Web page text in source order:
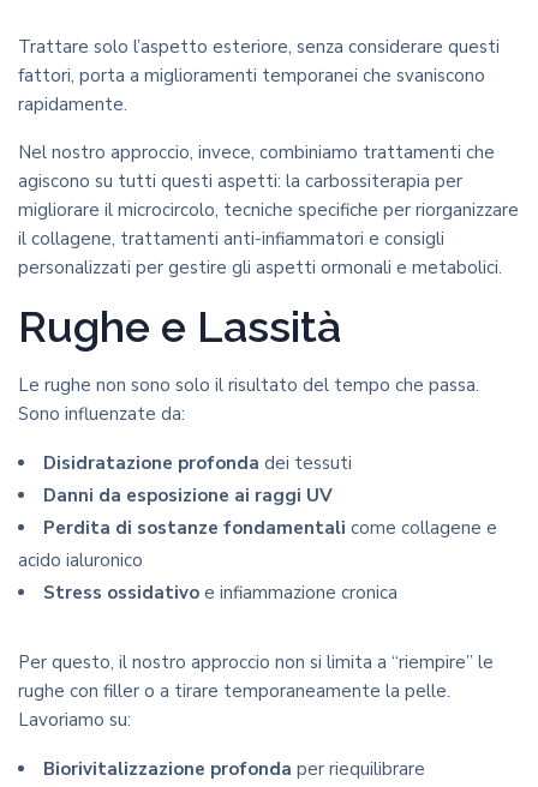
Trattare solo l’aspetto esteriore, senza considerare questi
fattori, porta a miglioramenti temporanei che svaniscono
rapidamente.
Nel nostro approccio, invece, combiniamo trattamenti che
agiscono su tutti questi aspetti: la carbossiterapia per
migliorare il microcircolo, tecniche specifiche per riorganizzare
il collagene, trattamenti anti-infiammatori e consigli
personalizzati per gestire gli aspetti ormonali e metabolici.
Rughe e Lassità
Le rughe non sono solo il risultato del tempo che passa.
Sono influenzate da:
Disidratazione profonda dei tessuti
Danni da esposizione ai raggi UV
Perdita di sostanze fondamentali come collagene e
acido ialuronico
Stress ossidativo e infiammazione cronica
Per questo, il nostro approccio non si limita a “riempire” le
rughe con filler o a tirare temporaneamente la pelle.
Lavoriamo su:
Biorivitalizzazione profonda per riequilibrare